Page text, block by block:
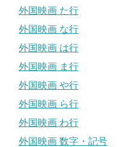
外国映画 た行
外国映画 な行
外国映画 は行
外国映画 ま行
外国映画 や行
外国映画 ら行
外国映画 わ行
外国映画 数字・記号